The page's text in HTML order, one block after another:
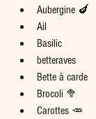
Aubergine 🍆
Ail
Basilic
betteraves
Bette à carde
Brocoli 🥦
Carottes 🥕